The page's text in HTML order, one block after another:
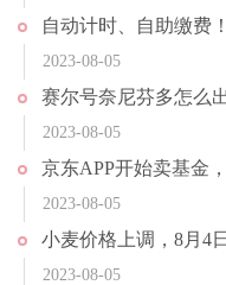
自动计时、自助缴费！
2023-08-05
赛尔号奈尼芬多怎么
2023-08-05
京东APP开始卖基金
2023-08-05
小麦价格上调，8月4日
2023-08-05